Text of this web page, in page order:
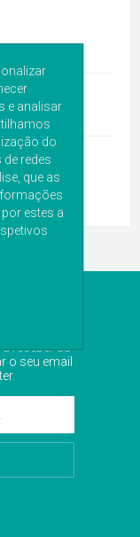
receber as
o seu email
e analisar
do
redes
que as
estes a